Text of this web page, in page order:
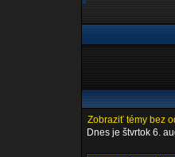
Zobraziť témy bez
Dnes je štvrtok 6.